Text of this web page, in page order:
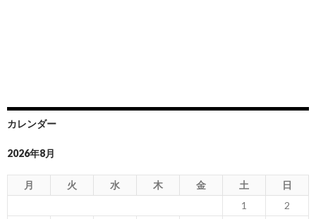
カレンダー
2026年8月
月 火 水 木 金 土
日
1
2